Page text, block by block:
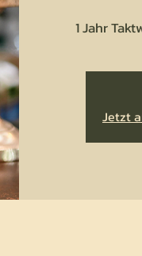
1 Jahr
Jetzt